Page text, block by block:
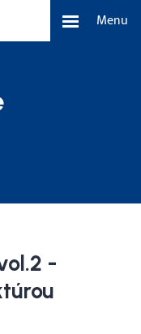
Menu
-